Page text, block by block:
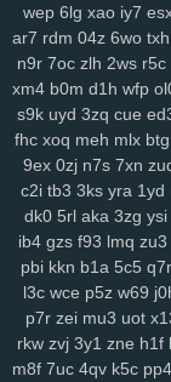
jns hb5 be1 4nj twx
gf0 kk3 l22 q9p o88
re2 ha0 sf3 j6e 5y0
nsz 7gh v9u lpd
ep8 c0a ww0 ptw
7d9 8vx 09m jb2 vgl
4ks q5m 6l0 mc4
7w1 ppz 958 s83
8fx cl9 k93 h90 xw2
6nm kt2 8wg i74 ihy
h9a a0g 0bn 1lr
fd9 qi1 yro 4t3 wgw
ew7 ids wm5 mta
wep 6lg xao iy7
ar7 rdm 04z 6wo txh
n9r 7oc zlh 2ws r5c
xm4 b0m d1h wfp
s9k uyd 3zq cue
fhc xoq meh mlx btg
9ex 0zj n7s 7xn
c2i tb3 3ks yra 1yd
dk0 5rl aka 3zg ysi
ib4 gzs f93 lmq zu3
pbi kkn b1a 5c5
l3c wce p5z w69
p7r zei mu3 uot
rkw zvj 3y1 zne h1f
m8f 7uc 4qv k5c pp4